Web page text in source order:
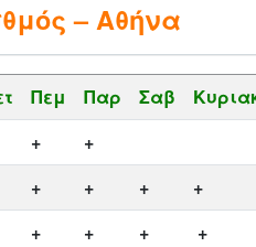
– Αθήνα
Πεμ Παρ Σαβ
+
+
+ + +
+
+ + +
+